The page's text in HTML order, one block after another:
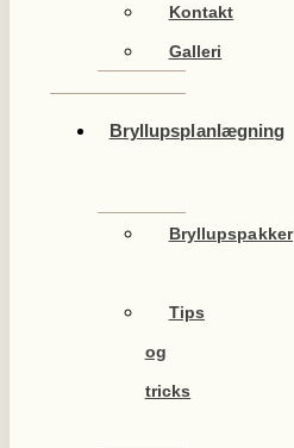
Kontakt
Galleri
Bryllupsplanlægning
Bryllupspakker
Tips
og
tricks